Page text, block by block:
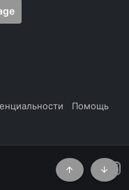
Помощь
Сверху Снизу